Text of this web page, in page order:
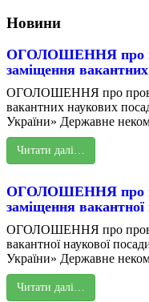
Новини
ОГОЛОШЕННЯ про
заміщення
ОГОЛОШЕННЯ про
вакантних наукових
України» Державне
Читати далі…
ОГОЛОШЕННЯ про
заміщення вакантної
ОГОЛОШЕННЯ про
вакантної наукової
України» Державне
Читати далі…